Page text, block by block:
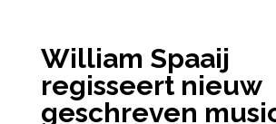
William Spaaij
regisseert nieuw
geschreven